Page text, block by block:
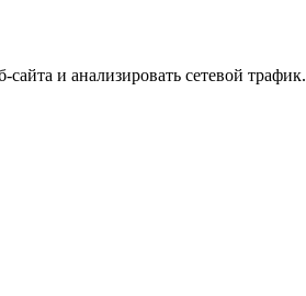
и анализировать сетевой трафик.